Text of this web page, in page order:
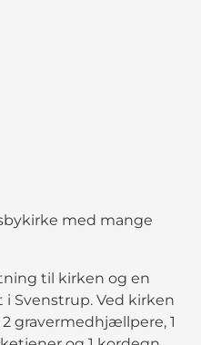
med mange
til kirken og en
Svenstrup. Ved kirken
gravermedhjællpere, 1